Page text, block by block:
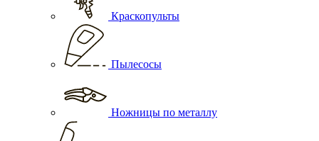
Краскопульты
Пылесосы
Ножницы по металлу